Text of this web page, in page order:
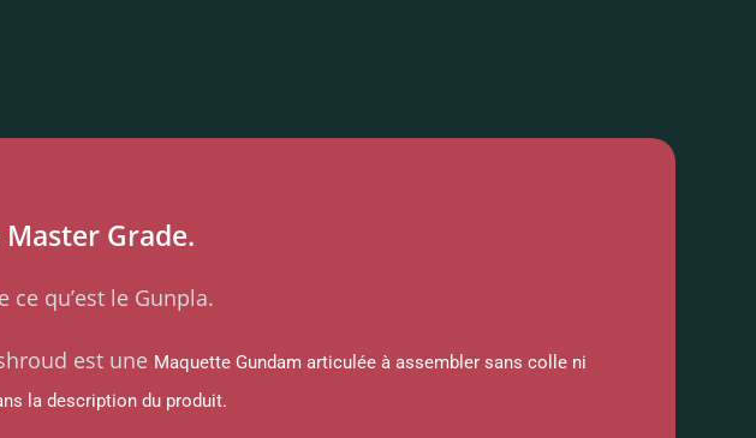
Grade.
qu’est le Gunpla.
est une Maquette Gundam articulée à assembler sans colle ni
la description du produit.